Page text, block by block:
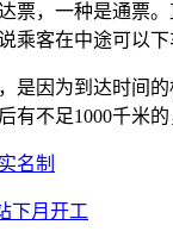
票，一种是通票
乘客在中途可以
是因为到达时间
有不足1000千米的
名制
下月开工